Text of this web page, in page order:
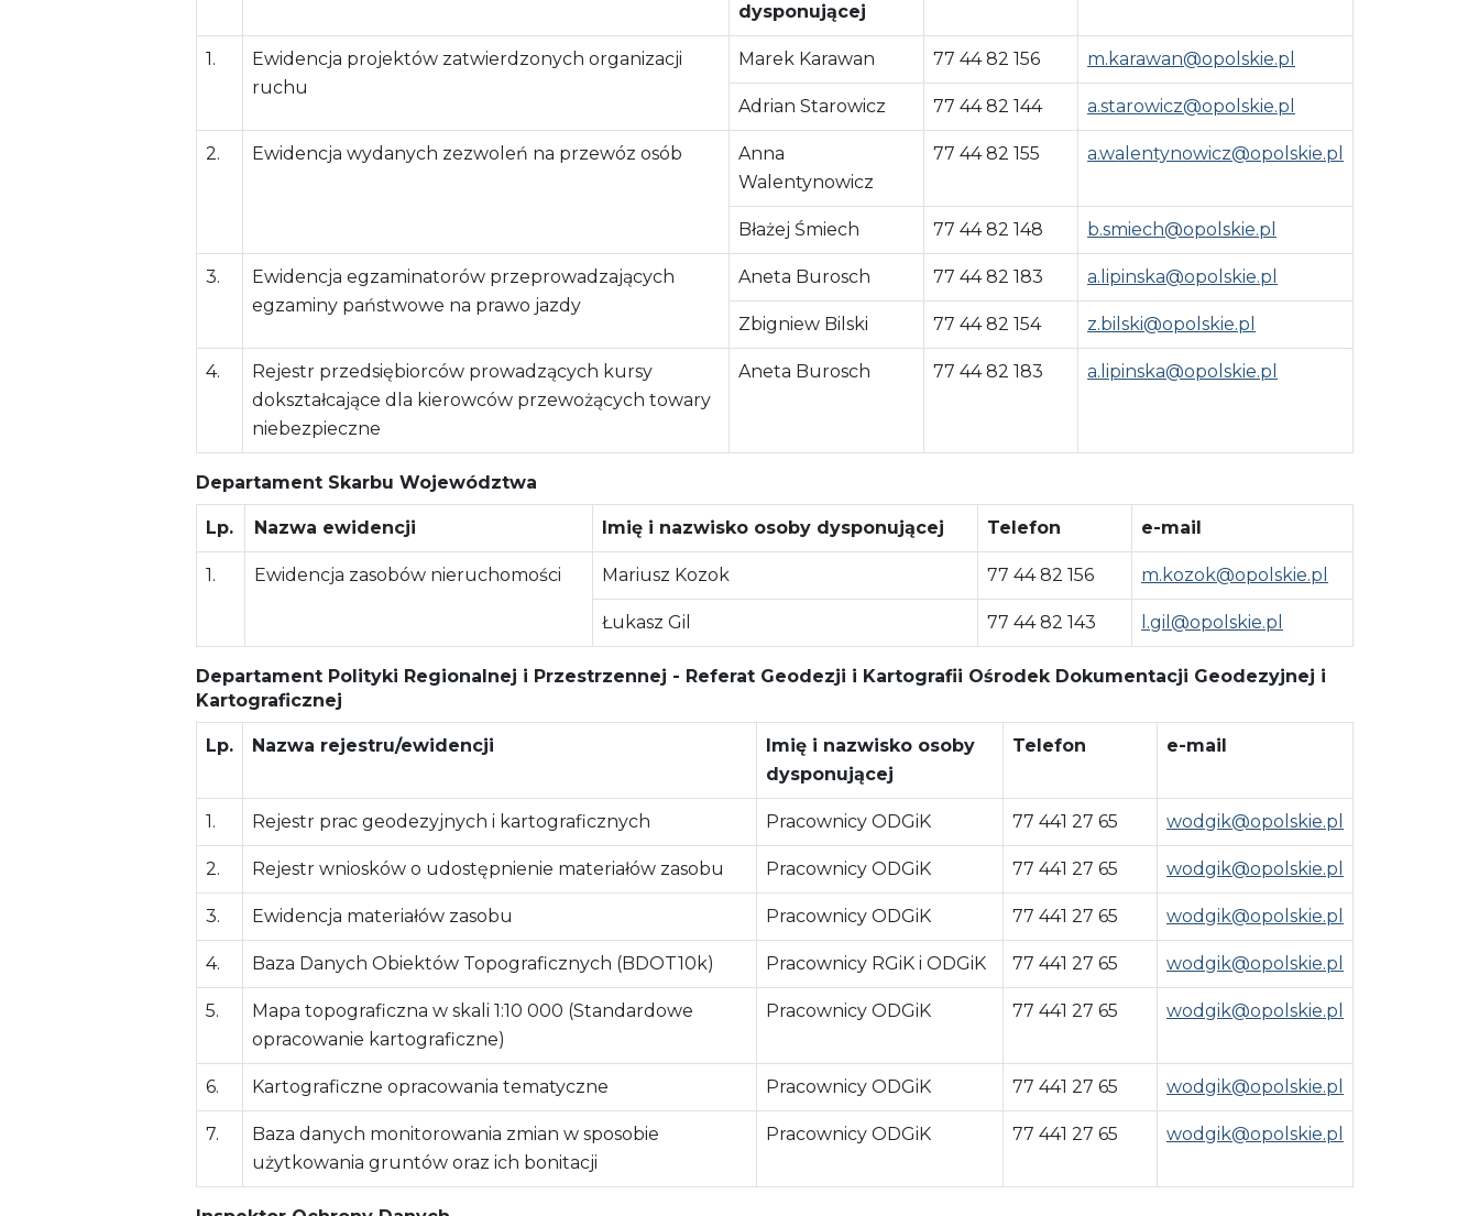
dysponującej
1.
Ewidencja projektów zatwierdzonych organizacji
ruchu
Marek Karawan 77 44 82 156 m.karawan@opolskie.pl
Adrian Starowicz 77 44 82 144 a.starowicz@opolskie.pl
2. Ewidencja wydanych zezwoleń na przewóz osób
Anna
Walentynowicz
77 44 82 155 a.walentynowicz@opolskie.pl
Błażej Śmiech 77 44 82 148 b.smiech@opolskie.pl
3.
Ewidencja egzaminatorów przeprowadzających
egzaminy państwowe na prawo jazdy
Aneta Burosch 77 44 82 183 a.lipinska@opolskie.pl
Zbigniew Bilski 77 44 82 154 z.bilski@opolskie.pl
4.
Rejestr przedsiębiorców prowadzących kursy
dokształcające dla kierowców przewożących towary
niebezpieczne
Aneta Burosch 77 44 82 183 a.lipinska@opolskie.pl
Departament Skarbu Województwa
Lp. Nazwa ewidencji Imię i nazwisko osoby dysponującej Telefon e-mail
1. Ewidencja zasobów nieruchomości Mariusz Kozok 77 44 82 156 m.kozok@opolskie.pl
Łukasz Gil 77 44 82 143 l.gil@opolskie.pl
Departament Polityki Regionalnej i Przestrzennej - Referat Geodezji i Kartografii Ośrodek Dokumentacji Geodezyjnej i
Kartograficznej
Lp. Nazwa rejestru/ewidencji
Imię i nazwisko osoby
dysponującej
Telefon e-mail
1. Rejestr prac geodezyjnych i kartograficznych Pracownicy ODGiK 77 441 27 65 wodgik@opolskie.pl
2. Rejestr wniosków o udostępnienie materiałów zasobu Pracownicy ODGiK 77 441 27 65 wodgik@opolskie.pl
3. Ewidencja materiałów zasobu Pracownicy ODGiK 77 441 27 65 wodgik@opolskie.pl
4. Baza Danych Obiektów Topograficznych (BDOT10k) Pracownicy RGiK i ODGiK 77 441 27 65 wodgik@opolskie.pl
5.
Mapa topograficzna w skali 1:10 000 (Standardowe
opracowanie kartograficzne)
Pracownicy ODGiK 77 441 27 65 wodgik@opolskie.pl
6. Kartograficzne opracowania tematyczne Pracownicy ODGiK 77 441 27 65 wodgik@opolskie.pl
7.
Baza danych monitorowania zmian w sposobie
użytkowania gruntów oraz ich bonitacji
Pracownicy ODGiK 77 441 27 65 wodgik@opolskie.pl